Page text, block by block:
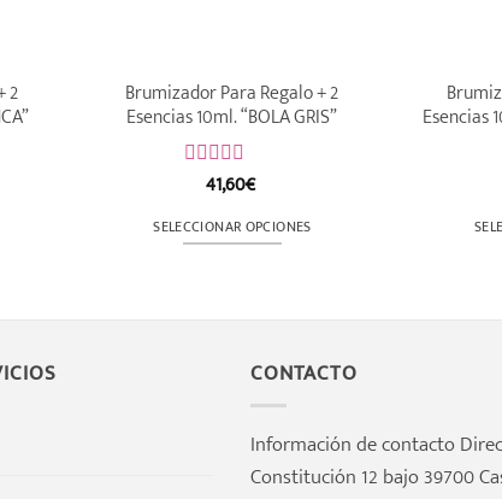
2 Brumizador Para Regalo + 2
Esencias 10ml. “BOLA GRIS”
Valorado
0
de
41,60€
SELECCIONAR OPCIONES
tiene
variantes.
Las
opciones
pueden
Esencias
CONTACTO
Información de contacto
Constitución 12 bajo 39700